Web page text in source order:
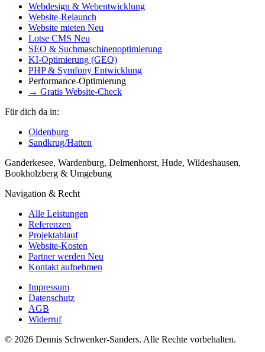
Webdesign & Webentwicklung
Website-Relaunch
Website mieten Neu
Lotse CMS Neu
SEO & Suchmaschinenoptimierung
KI-Optimierung (GEO)
PHP & Symfony Entwicklung
Performance-Optimierung
→ Gratis Website-Check
Für dich da in:
Oldenburg
Sandkrug/Hatten
Ganderkesee, Wardenburg, Delmenhorst, Hude, Wildeshausen,
Bookholzberg & Umgebung
Navigation & Recht
Alle Leistungen
Referenzen
Projektablauf
Website-Kosten
Partner werden Neu
Kontakt aufnehmen
Impressum
Datenschutz
AGB
Widerruf
© 2026 Dennis Schwenker-Sanders. Alle Rechte vorbehalten.